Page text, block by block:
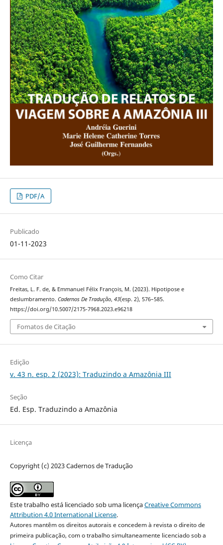
PDF/A
Publicado
01-11-2023
Como Citar
Freitas, L. F. de, & Emmanuel Félix François, M. (2023). Hipotipose e
deslumbramento. Cadernos De Tradução, 43(esp. 2), 576–585.
https://doi.org/10.5007/2175-7968.2023.e96218
Fomatos de Citação
Edição
v. 43 n. esp. 2 (2023): Traduzindo a Amazônia III
Seção
Ed. Esp. Traduzindo a Amazônia
Licença
Copyright (c) 2023 Cadernos de Tradução
Este trabalho está licenciado sob uma licençaCreative Commons
Attribution 4.0 International License.
Autores mantêm os direitos autorais e concedem à revista o direito de
primeira publicação, com o trabalho simultaneamente licenciado sob a